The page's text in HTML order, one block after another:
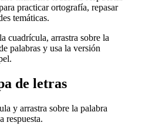
practicar ortografía, repasar
temáticas.
cuadrícula, arrastra sobre la
palabras y usa la versión
de letras
y arrastra sobre la palabra
respuesta.